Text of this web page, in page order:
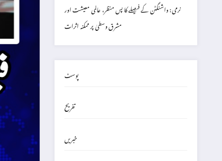
نرمی: واشنگٹن کے فیصلے کا پس منظر، عالمی معیشت اور
مشرق وسطیٰ پر ممکنہ اثرات
پوسٹ
تفریح
خبریں